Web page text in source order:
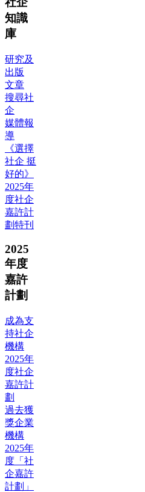
知識
庫
研究及
出版
文章
搜尋社
企
媒體報
導
《選擇
社企 挺
好的》
2025年
度社企
嘉許計
劃特刊
2025
年度
嘉許
計劃
成為支
持社企
機構
2025年
度社企
嘉許計
劃
過去獲
獎企業
機構
2025年
度「社
企嘉許
計劃」